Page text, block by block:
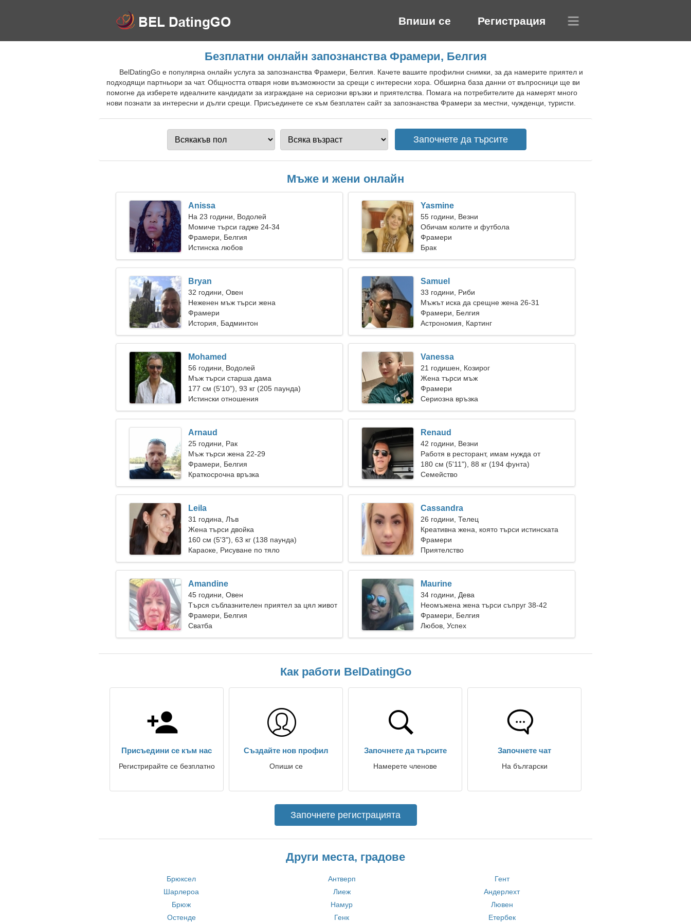
Впиши се Регистрация
Безплатни онлайн запознанства Фрамери, Белгия
BelDatingGo е популярна онлайн услуга за запознанства Фрамери, Белгия. Качете вашите профилни снимки, за да намерите приятел и
подходящи партньори за чат. Общността отваря нови възможности за срещи с интересни хора. Обширна база данни от въпросници ще ви
помогне да изберете идеалните кандидати за изграждане на сериозни връзки и приятелства. Помага на потребителите да намерят много
нови познати за интересни и дълги срещи. Присъединете се към безплатен сайт за запознанства Фрамери за местни, чужденци, туристи.
Мъже и жени онлайн
Anissa
На 23 години, Водолей
Момиче търси гадже 24-34
Фрамери, Белгия
Истинска любов
Yasmine
55 години, Везни
Обичам колите и футбола
Фрамери
Брак
Bryan
32 години, Овен
Неженен мъж търси жена
Фрамери
История, Бадминтон
Samuel
33 години, Риби
Мъжът иска да срещне жена 26-31
Фрамери, Белгия
Астрономия, Картинг
Mohamed
56 години, Водолей
Мъж търси старша дама
177 см (5'10"), 93 кг (205 паунда)
Истински отношения
Vanessa
21 годишен, Козирог
Жена търси мъж
Фрамери
Сериозна връзка
Arnaud
25 години, Рак
Мъж търси жена 22-29
Фрамери, Белгия
Краткосрочна връзка
Renaud
42 години, Везни
Работя в ресторант, имам нужда от
чаровна жена
180 см (5'11"), 88 кг (194 фунта)
Семейство
Leila
31 година, Лъв
Жена търси двойка
160 см (5'3"), 63 кг (138 паунда)
Караоке, Рисуване по тяло
Cassandra
26 години, Телец
Креативна жена, която търси истинската
любов
Фрамери
Приятелство
Amandine
45 години, Овен
Търся съблазнителен приятел за цял живот
Фрамери, Белгия
Сватба
Maurine
34 години, Дева
Неомъжена жена търси съпруг 38-42
Фрамери, Белгия
Любов, Успех
Как работи BelDatingGo
Присъедини се към нас
Регистрирайте се безплатно
Създайте нов профил
Опиши се
Започнете да търсите
Намерете членове
Започнете чат
На български
Започнете регистрацията
Други места, градове
Брюксел Антверп
Гент
Шарлероа
Лиеж
Андерлехт
Брюж
Намур
Лювен
Остенде
Генк Етербек